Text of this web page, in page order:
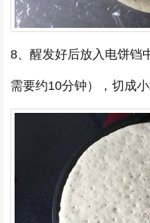
8、醒发好后放入电饼铛
需要约10分钟），切成